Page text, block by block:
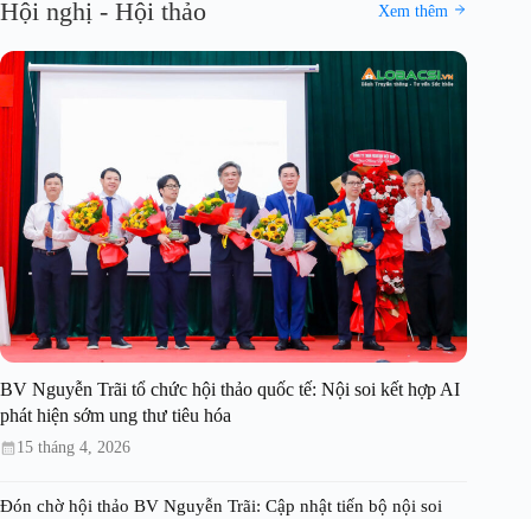
Hội nghị - Hội thảo Xem thêm
BV Nguyễn Trãi tổ chức hội thảo quốc tế: Nội soi kết hợp AI
phát hiện sớm ung thư tiêu hóa
15 tháng 4, 2026
Đón chờ hội thảo BV Nguyễn Trãi: Cập nhật tiến bộ nội soi